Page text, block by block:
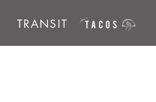
TRANSIT